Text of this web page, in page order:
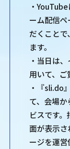
・
ーム配信
だくこと
ます。
・当⽇は
⽤いて、ご
・『sli.do
て、会場
ビスです
⾯が表⽰
ージを運